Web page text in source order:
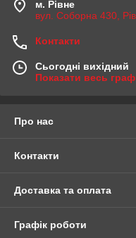
м. Рівне
вул. Соборна 430,
Контакти
Сьогодні вихідний
Показати весь
Про нас
Контакти
Доставка та оплата
Графік роботи